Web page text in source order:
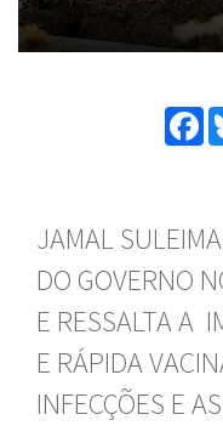
JAMAL
DO GOVERNO
E RESSALTA A
E RÁPIDA
INFECÇÕES E